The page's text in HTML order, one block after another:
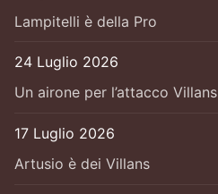
Lampitelli è della Pro
24 Luglio 2026
Un airone per l’attacco Villans
17 Luglio 2026
Artusio è dei Villans